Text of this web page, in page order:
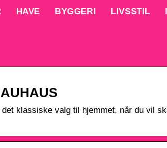
HAVE BYGGERI LIVSSTIL
klassiske valg til hjemmet, når du vil